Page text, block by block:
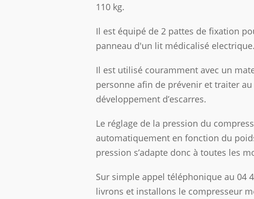
110 kg.
Il est équipé de 2 pattes de fixation
panneau d'un lit médicalisé
Il est utilisé couramment avec un
personne afin de prévenir et traiter
développement d’escarres.
Le réglage de la pression du
automatiquement en fonction du
pression s’adapte donc à toutes les
Sur simple appel téléphonique au 04
livrons et installons le compresseur